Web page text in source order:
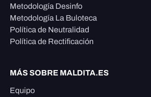
Metodología Desinfo
Metodología La Buloteca
Política de Neutralidad
Política de Rectificación
MÁS SOBRE MALDITA.ES
Equipo